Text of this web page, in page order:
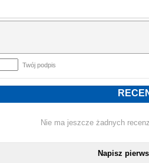
Twój podpis
Nie ma jeszcze żadnych
Napisz